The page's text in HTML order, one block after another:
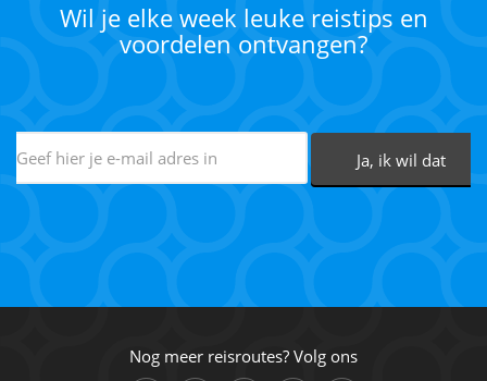
Wil je elke week leuke reistips en
voordelen ontvangen?
Nog meer reisroutes? Volg ons